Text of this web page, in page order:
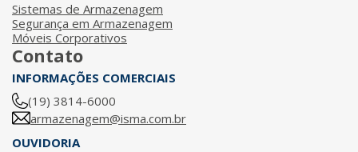
Sistemas de Armazenagem
Segurança em Armazenagem
Móveis Corporativos
Contato
INFORMAÇÕES COMERCIAIS
(19) 3814-6000
armazenagem@isma.com.br
OUVIDORIA